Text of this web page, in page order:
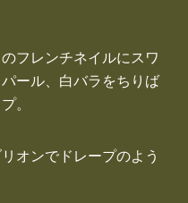
フレンチネイルにスワ
ール、白バラをちりば
。
オンでドレープのよう